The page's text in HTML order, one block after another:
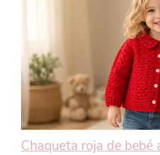
Chaqueta roja de bebé